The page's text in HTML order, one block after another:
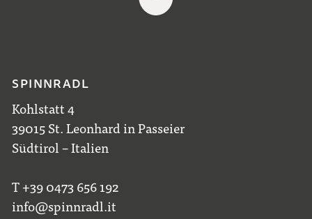
SPINNRADL
Kohlstatt 4
39015 St. Leonhard in Passeier
Südtirol – Italien
T +39 0473 656 192
info@spinnradl.it